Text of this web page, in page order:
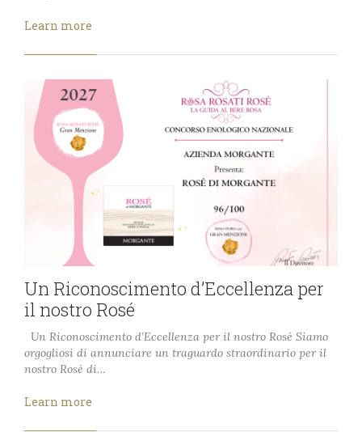
Learn more
Un Riconoscimento d’Eccellenza per
il nostro Rosé
Un Riconoscimento d’Eccellenza per il nostro Rosé Siamo
orgogliosi di annunciare un traguardo straordinario per il
nostro Rosé di…
Learn more